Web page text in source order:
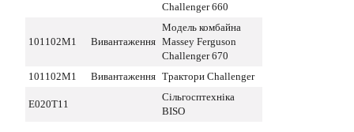
Challenger 660
101102M1 Вивантаження
Модель комбайна
Massey Ferguson
Challenger 670
101102M1
Вивантаження Трактори Challenger
E020T11
Сільгосптехніка
BISO